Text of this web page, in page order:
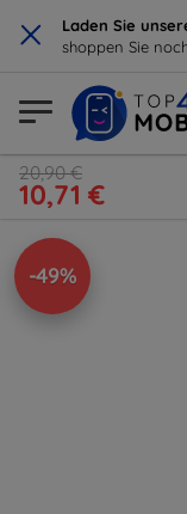
× Laden Sie
shoppen Sie
20,90 €
10,71 €
-49%